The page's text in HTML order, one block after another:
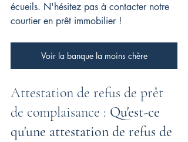
écueils. N'hésitez pas à contacter notre
courtier en prêt immobilier !
Voir la banque la moins chère
Attestation de refus de prêt
de complaisance : Qu'est-ce
qu'une attestation de refus de